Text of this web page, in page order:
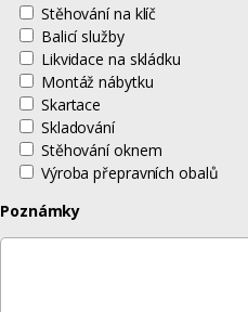
Stěhování na klíč
Balicí služby
Likvidace na skládku
Montáž nábytku
Skartace
Skladování
Stěhování oknem
Výroba přepravních obalů
Poznámky